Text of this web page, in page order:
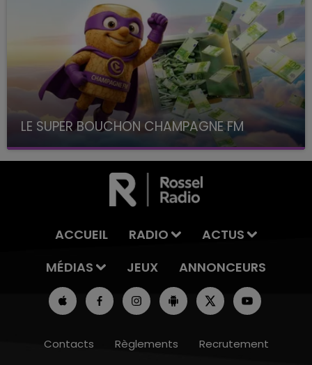
LE SUPER BOUCHON CHAMPAGNE FM
avec La Famille Champagne FM, à 8H10
ACCUEIL RADIO
ACTUS
MÉDIAS
JEUX ANNONCEURS
Contacts Règlements
Recrutement